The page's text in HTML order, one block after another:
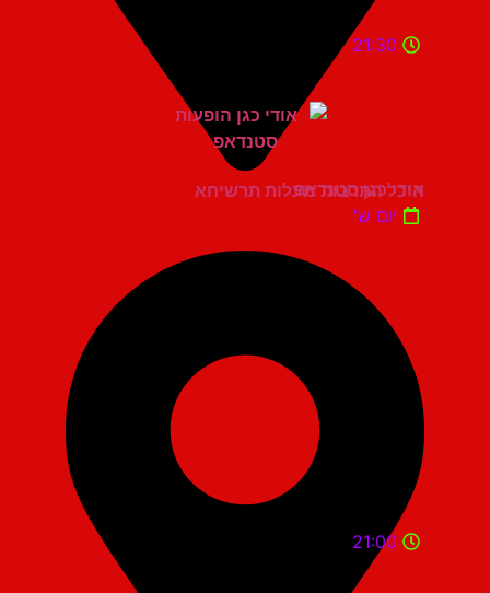
היכל התרבות מעלות תרשיחא
21:30
אודי כגן סטנדאפ
יום ש'
21:00